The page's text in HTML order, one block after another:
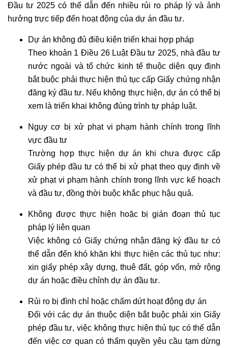
ĐẤT
VỤ
TÁCH
THỬA
VỤ
GIẤY
PHÉP
DỰNG
DỊCH
HOÀN
CÔNG
LUẬT
KINH
Đầu tư 2025 có thể dẫn đến nhiều rủi ro pháp lý và ảnh
hưởng trực tiếp đến hoạt động của dự án đầu tư.
Dự án không đủ điều kiện triển khai hợp pháp
Theo khoản 1 Điều 26 Luật Đầu tư 2025, nhà đầu tư
nước ngoài và tổ chức kinh tế thuộc diện quy định
bắt buộc phải thực hiện thủ tục cấp Giấy chứng nhận
đăng ký đầu tư. Nếu không thực hiện, dự án có thể bị
xem là triển khai không đúng trình tự pháp luật.
Nguy cơ bị xử phạt vi phạm hành chính trong lĩnh
vực đầu tư
Trường hợp thực hiện dự án khi chưa được cấp
Giấy phép đầu tư có thể bị xử phạt theo quy định về
xử phạt vi phạm hành chính trong lĩnh vực kế hoạch
và đầu tư, đồng thời buộc khắc phục hậu quả.
Không được thực hiện hoặc bị gián đoạn thủ tục
pháp lý liên quan
Việc không có Giấy chứng nhận đăng ký đầu tư có
thể dẫn đến khó khăn khi thực hiện các thủ tục như:
xin giấy phép xây dựng, thuê đất, góp vốn, mở rộng
dự án hoặc điều chỉnh dự án đầu tư.
Rủi ro bị đình chỉ hoặc chấm dứt hoạt động dự án
Đối với các dự án thuộc diện bắt buộc phải xin Giấy
phép đầu tư, việc không thực hiện thủ tục có thể dẫn
đến việc cơ quan có thẩm quyền yêu cầu tạm dừng